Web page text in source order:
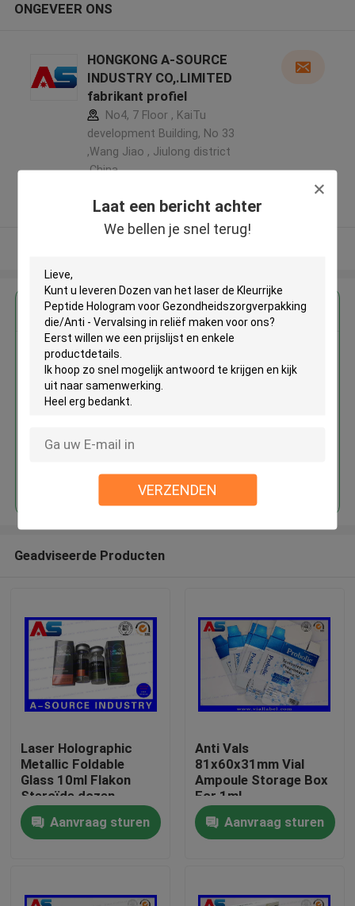
Laat een bericht achter
We bellen je snel terug!
VERZENDEN
Huis
Ongeveer ons
ONGEVEER ONS
HONGKONG A-SOURCE
INDUSTRY CO,.LIMITED
fabrikant profiel
No4, 7 Floor , KaiTu
development Building, No 33
,Wang Jiao , Jiulong district
,China
Geverifieerde Leverancier
Krijg de beste prijs voor
Peptide Hologram voor
Gezondheidszorgverpakking
die/Anti - Vervalsing in reliëf
Doorgaan
Geadviseerde Producten
Laser Holographic
Metallic Foldable
Glass 10ml Flakon
Steroïde dozen
Verpakking
farmaceutische dozen
etiket
Aanvraag sturen
Anti Vals
81x60x31mm Vial
Ampoule Storage Box
For 1ml
Testosteronpropionaat
Aanvraag sturen